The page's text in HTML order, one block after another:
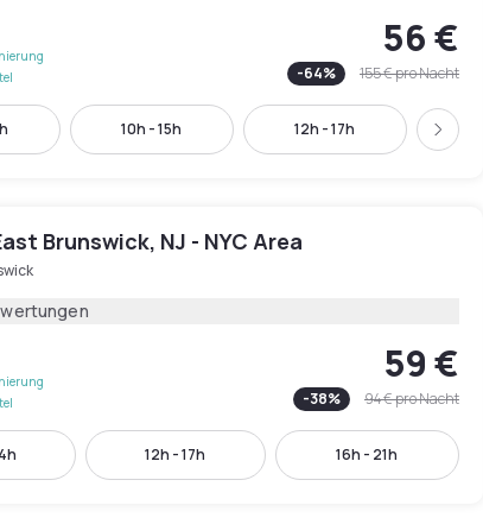
56 €
-64% 155 €pro Nacht
10h - 15h 12h - 17h Weiter
Brunswick, NJ - NYC Area
59 €
-38% 94 €pro Nacht
12h - 17h 16h - 21h